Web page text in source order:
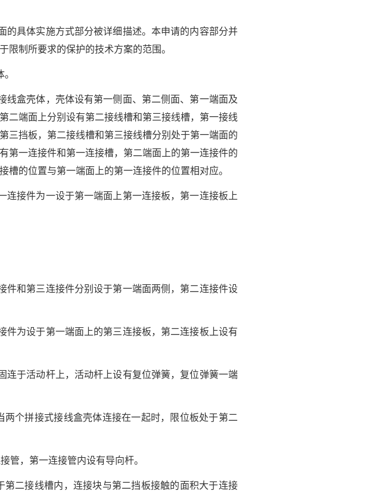
的具体实施方式部分被详细描述。本申请的内容部分并
限制所要求的保护的技术方案的范围。
盒壳体，壳体设有第一侧面、第二侧面、第一端面及
二端面上分别设有第二接线槽和第三接线槽，第一接线
三挡板，第二接线槽和第三接线槽分别处于第一端面的
第一连接件和第一连接槽，第二端面上的第一连接件的
的位置与第一端面上的第一连接件的位置相对应。
接件为一设于第一端面上第一连接板，第一连接板上
和第三连接件分别设于第一端面两侧，第二连接件设
为设于第一端面上的第三连接板，第二连接板上设有
于活动杆上，活动杆上设有复位弹簧，复位弹簧一端
个拼接式接线盒壳体连接在一起时，限位板处于第二
管，第一连接管内设有导向杆。
二接线槽内，连接块与第二挡板接触的面积大于连接